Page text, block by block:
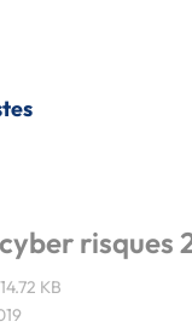
risques
KB